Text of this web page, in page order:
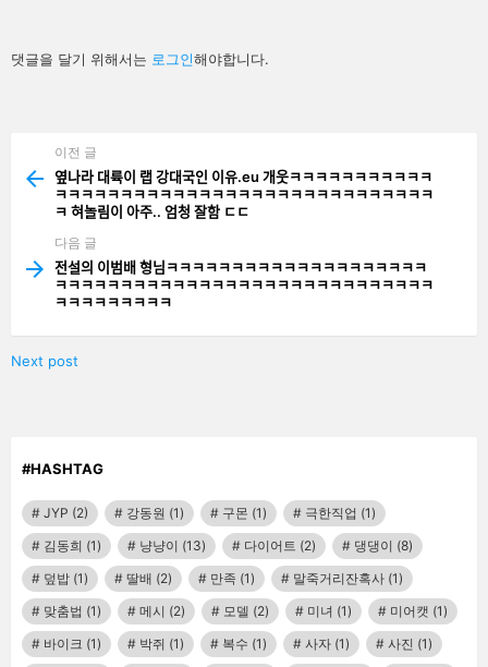
답
글
댓글을 달기 위해서는 로그인해야합니다.
more
이전 글
옆나라 대륙이 랩 강대국인 이유.eu 개웃ㅋㅋㅋㅋㅋㅋㅋㅋㅋㅋㅋ
ㅋㅋㅋㅋㅋㅋㅋㅋㅋㅋㅋㅋㅋㅋㅋㅋㅋㅋㅋㅋㅋㅋㅋㅋㅋㅋㅋㅋㅋ
ㅋ 혀놀림이 아주.. 엄청 잘함 ㄷㄷ
다음 글
전설의 이범배 형님ㅋㅋㅋㅋㅋㅋㅋㅋㅋㅋㅋㅋㅋㅋㅋㅋㅋㅋㅋㅋ
ㅋㅋㅋㅋㅋㅋㅋㅋㅋㅋㅋㅋㅋㅋㅋㅋㅋㅋㅋㅋㅋㅋㅋㅋㅋㅋㅋㅋㅋ
ㅋㅋㅋㅋㅋㅋㅋㅋㅋ
Next post
#HASHTAG
JYP (2) 강동원 (1) 구몬 (1) 극한직업 (1)
김동희 (1) 냥냥이 (13) 다이어트 (2) 댕댕이 (8)
덮밥 (1) 딸배 (2) 만족 (1) 말죽거리잔혹사 (1)
맞춤법 (1) 메시 (2) 모델 (2) 미녀 (1) 미어캣 (1)
바이크 (1) 박쥐 (1) 복수 (1) 사자 (1) 사진 (1)